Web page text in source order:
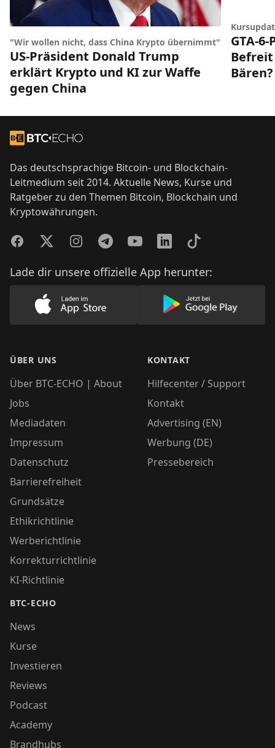
"Wir wollen nicht, dass China Krypto übernimmt"
US-Präsident Donald Trump
erklärt Krypto und KI zur Waffe
gegen China
GTA-
Befreit
Bären?
Zur Startseite
Das deutschsprachige Bitcoin- und Blockchain-
Leitmedium seit 2014. Aktuelle News, Kurse und
Ratgeber zu den Themen Bitcoin, Blockchain und
Kryptowährungen.
FacebookTwitterInstagramTelegramYouTubeLinkedInTikTok
Lade dir unsere offizielle App herunter:
Lade unsere App im AppStore herunter
Lade unsere
ÜBER UNS
Über BTC-ECHO | About
Jobs
Mediadaten
Impressum
Datenschutz
Barrierefreiheit
Grundsätze
Ethikrichtlinie
Werberichtlinie
Korrekturrichtlinie
KI-Richtlinie
BTC-ECHO
News
Kurse
Investieren
Reviews
Podcast
Academy
Brandhubs
KONTAKT
Hilfecenter / Support
Kontakt
Advertising (EN)
Werbung (DE)
Pressebereich